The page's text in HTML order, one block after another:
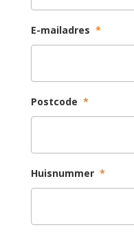
E-mailadres *
Postcode *
Huisnummer *